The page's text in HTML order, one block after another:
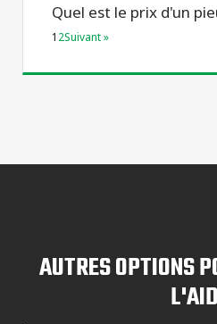
Quel est le prix d'un
1 2Suivant »
AUTRES OPTIONS